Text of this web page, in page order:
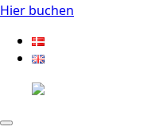
Hier buchen